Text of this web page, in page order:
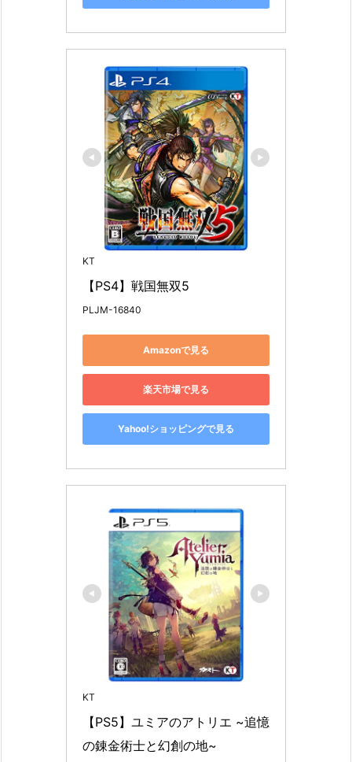
KT
【PS4】戦国無双5
PLJM-16840
Amazonで見る
楽天市場で見る
Yahoo!ショッピングで見る
KT
【PS5】ユミアのアトリエ ~追憶
の錬金術士と幻創の地~